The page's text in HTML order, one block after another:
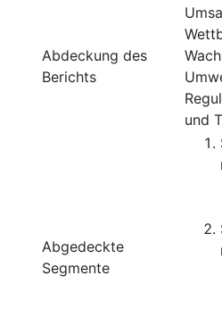
Abdeckung des
Berichts
und
Abgedeckte
Segmente